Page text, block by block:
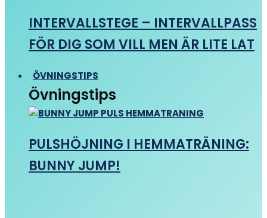
INTERVALLSTEGE – INTERVALLPASS
FÖR DIG SOM VILL MEN ÄR LITE LAT
ÖVNINGSTIPS
Övningstips
PULSHÖJNING I HEMMATRÄNING:
BUNNY JUMP!